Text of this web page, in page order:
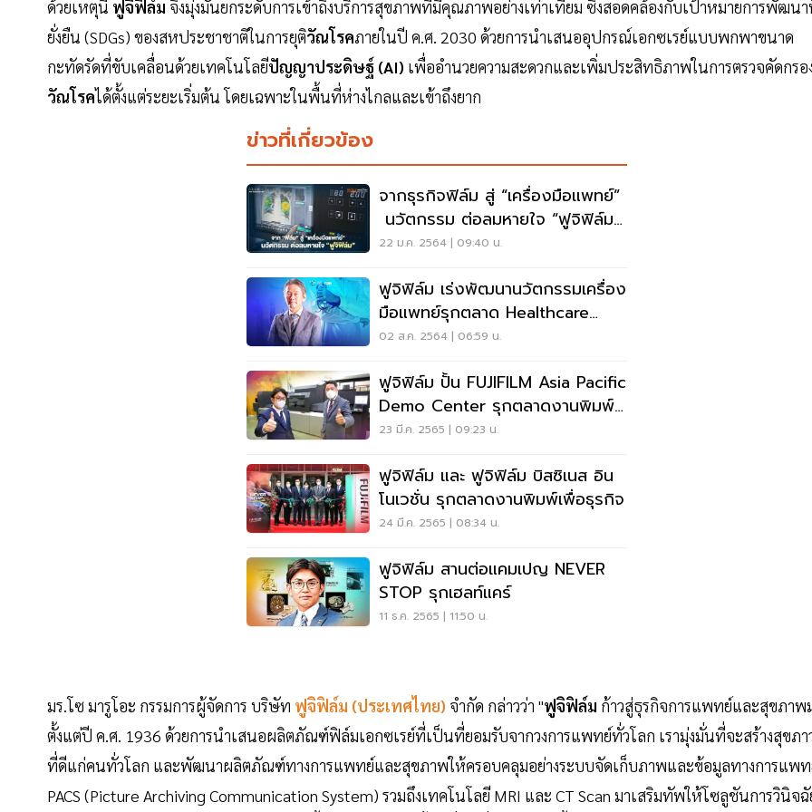
ด้วยเหตุนี้ ฟูจิฟิล์ม จึงมุ่งมั่นยกระดับการเข้าถึงบริการสุขภาพที่มีคุณภาพอย่างเท่าเทียม ซึ่งสอดคล้องกับเป้าหมายการพัฒน
ยั่งยืน (SDGs) ของสหประชาชาติในการยุติวัณโรคภายในปี ค.ศ. 2030 ด้วยการนำเสนออุปกรณ์เอกซเรย์แบบพกพาขนาด
กะทัดรัดที่ขับเคลื่อนด้วยเทคโนโลยีปัญญาประดิษฐ์ (AI) เพื่ออำนวยความสะดวกและเพิ่มประสิทธิภาพในการตรวจคัดกรอ
วัณโรคได้ตั้งแต่ระยะเริ่มต้น โดยเฉพาะในพื้นที่ห่างไกลและเข้าถึงยาก
ข่าวที่เกี่ยวข้อง
จากธุรกิจฟิล์ม สู่ “เครื่องมือแพทย์”
นวัตกรรม ต่อลมหายใจ “ฟูจิฟิล์ม”
22 ม.ค. 2564 | 09:40 น.
ฟูจิฟิล์ม เร่งพัฒนานวัตกรรมเครื่อง
มือแพทย์รุกตลาด Healthcare
And Medical
02 ส.ค. 2564 | 06:59 น.
ฟูจิฟิล์ม ปั้น FUJIFILM Asia Pacific
Demo Center รุกตลาดงานพิมพ์
เพื่อธุรกิจ
23 มี.ค. 2565 | 09:23 น.
ฟูจิฟิล์ม และ ฟูจิฟิล์ม บิสซิเนส อิน
โนเวชั่น รุกตลาดงานพิมพ์เพื่อธุรกิจ
24 มี.ค. 2565 | 08:34 น.
ฟูจิฟิล์ม สานต่อแคมเปญ NEVER
STOP รุกเฮลท์แคร์
11 ธ.ค. 2565 | 11:50 น.
มร.โซ มารูโอะ กรรมการผู้จัดการ บริษัท ฟูจิฟิล์ม (ประเทศไทย) จำกัด กล่าวว่า "ฟูจิฟิล์ม ก้าวสู่ธุรกิจการแพทย์และสุขภาพ
ตั้งแต่ปี ค.ศ. 1936 ด้วยการนำเสนอผลิตภัณฑ์ฟิล์มเอกซเรย์ที่เป็นที่ยอมรับจากวงการแพทย์ทั่วโลก เรามุ่งมั่นที่จะสร้างสุขภา
ที่ดีแก่คนทั่วโลก และพัฒนาผลิตภัณฑ์ทางการแพทย์และสุขภาพให้ครอบคลุมอย่างระบบจัดเก็บภาพและข้อมูลทางการแพ
PACS (Picture Archiving Communication System) รวมถึงเทคโนโลยี MRI และ CT Scan มาเสริมทัพให้โซลูชันการวินิจ